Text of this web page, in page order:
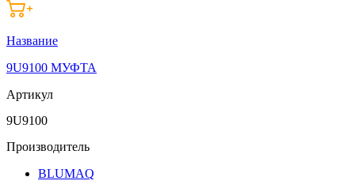
Название
9U9100 МУФТА
Артикул
9U9100
Производитель
BLUMAQ